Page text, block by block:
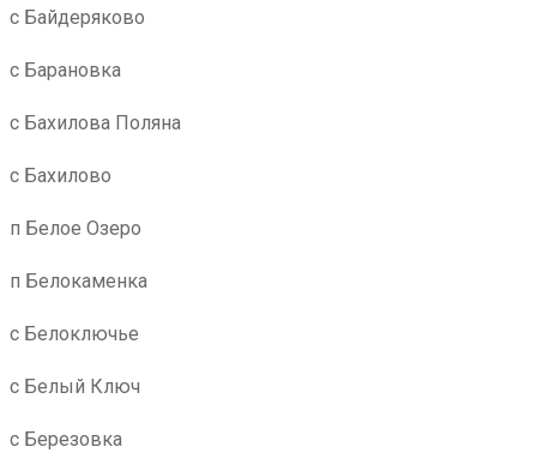
с Байдеряково
с Барановка
с Бахилова Поляна
с Бахилово
п Белое Озеро
п Белокаменка
с Белоключье
с Белый Ключ
с Березовка